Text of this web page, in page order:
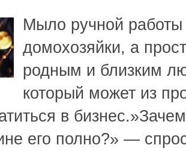
Мыло ручной работы
домохозяйки, а
родным и близким
который может из
в
его полно?» —